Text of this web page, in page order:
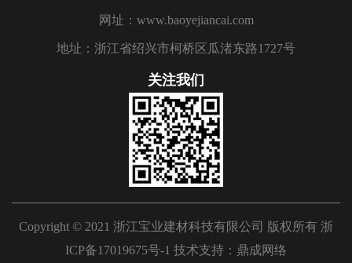
网址：www.baoyejiancai.com
地址：浙江省绍兴市柯桥区瓜渚东路1727号
关注我们
Copyright © 2021 浙江宝业建材科技有限公司 版权所有 浙
ICP备17019675号-1 技术支持： 鼎成网络